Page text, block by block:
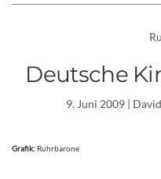
Deutsche
9. Juni 2009|
Grafik: Ruhrbarone